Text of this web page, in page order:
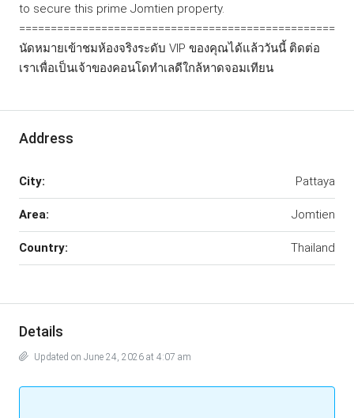
to secure this prime Jomtien property.
==================================================
นัดหมายเข้าชมห้องจริงระดับ VIP ของคุณได้แล้ววันนี้ ติดต่อ
เราเพื่อเป็นเจ้าของคอนโดทำเลดีใกล้หาดจอมเทียน
Address
City: Pattaya
Area: Jomtien
Country: Thailand
Details
Updated on June 24, 2026 at 4:07 am